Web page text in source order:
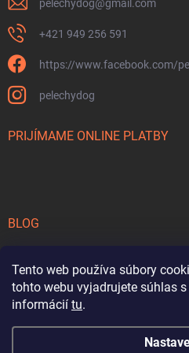
Tento web používa súbory
tohto webu vyjadrujete súhlas
informácií tu.
pelechydog@gmail.com
+421 949 256 591
https://www.facebook.com/
pelechydog
PRIJÍMAME ONLINE PLATBY
BLOG
Vyberáme psa - strážca alebo
Ako zvládať horúce počasie so psom?